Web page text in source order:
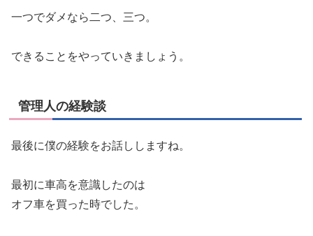
一つでダメなら二つ、三つ。
できることをやっていきましょう。
管理人の経験談
最後に僕の経験をお話ししますね。
最初に車高を意識したのは
オフ車を買った時でした。